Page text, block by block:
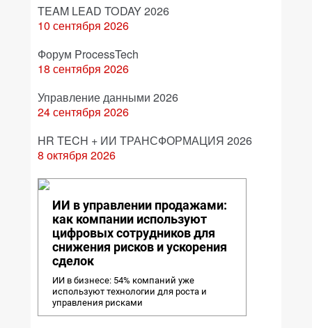
TEAM LEAD TODAY 2026
10 сентября 2026
Форум ProcessTech
18 сентября 2026
Управление данными 2026
24 сентября 2026
HR TECH + ИИ ТРАНСФОРМАЦИЯ 2026
8 октября 2026
ИИ в управлении продажами:
как компании используют
цифровых сотрудников для
снижения рисков и ускорения
сделок
ИИ в бизнесе: 54% компаний уже
используют технологии для роста и
управления рисками